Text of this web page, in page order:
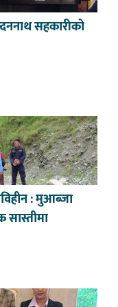
सहकारीको
: मुआब्जा
सास्तीमा